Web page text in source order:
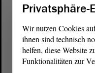
Privatsphäre-
Wir nutzen Cookies
ihnen sind technisch
helfen, diese Website
Funktionalitäten zur